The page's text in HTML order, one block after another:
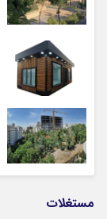
مستغلات